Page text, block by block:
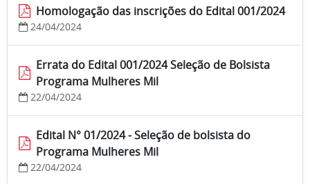
Homologação das inscrições do Edital 001/2024
24/04/2024
Errata do Edital 001/2024 Seleção de Bolsista
Programa Mulheres Mil
22/04/2024
Edital N° 01/2024 - Seleção de bolsista do
Programa Mulheres Mil
22/04/2024